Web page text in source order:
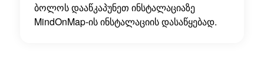
ბოლოს დააწკაპუნეთ ინსტალაციაზე
MindOnMap-ის ინსტალაციის დასაწყებად.